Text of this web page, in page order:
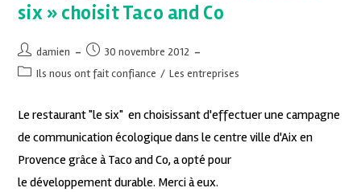
six » choisit Taco and Co
damien
30 novembre 2012
Ils nous ont fait confiance / Les entreprises
Le restaurant "le six" en choisissant d'effectuer une campagne
de communication écologique dans le centre ville d'Aix en
Provence grâce à Taco and Co, a opté pour
le développement durable. Merci à eux.